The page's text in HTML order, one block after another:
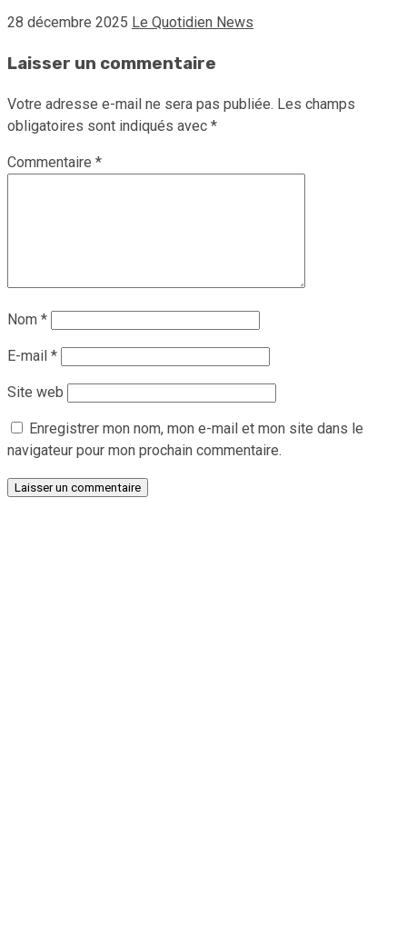
28 décembre 2025 Le Quotidien News
Laisser un commentaire
Votre adresse e-mail ne sera pas publiée. Les champs
obligatoires sont indiqués avec *
Commentaire *
Nom *
E-mail *
Site web
Enregistrer mon nom, mon e-mail et mon site dans le
navigateur pour mon prochain commentaire.